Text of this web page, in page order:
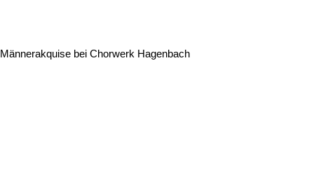
Männerakquise bei Chorwerk Hagenbach